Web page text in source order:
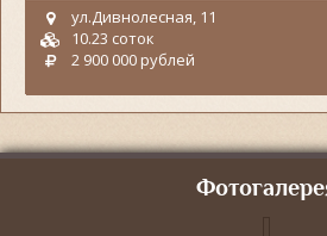
ул.Дивнолесная, 11
10.23 соток
2 900 000 рублей